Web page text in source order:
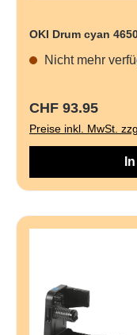
OKI Drum cyan
Nicht mehr
Regulärer Preis:
CHF 93.95
Preise inkl. MwSt.